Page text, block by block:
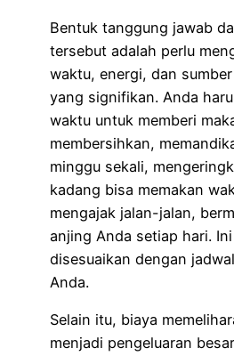
Bentuk tanggung jawab
tersebut adalah perlu
waktu, energi, dan
yang signifikan. Anda
waktu untuk memberi
membersihkan,
minggu sekali,
kadang bisa memakan
mengajak jalan-jalan,
anjing Anda setiap hari.
disesuaikan dengan
Anda.
Selain itu, biaya
menjadi pengeluaran